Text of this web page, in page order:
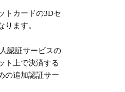
トカードの3Dセ
ります。
認証サービスの
ト上で決済する
の追加認証サー